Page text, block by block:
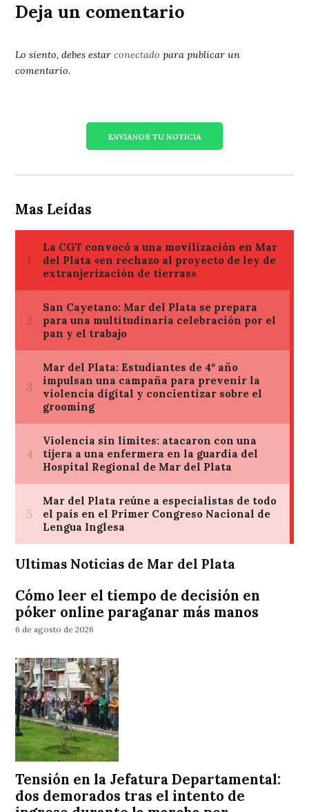
Deja un comentario
Lo siento, debes estarconectado para publicar un
comentario.
ENVIANOS TU NOTICIA
Mas Leídas
Ultimas Noticias de Mar del Plata
Cómo leer el tiempo de decisión en
póker online paraganar más manos
6 de agosto de 2026
Tensión en la Jefatura Departamental:
dos demorados tras el intento de